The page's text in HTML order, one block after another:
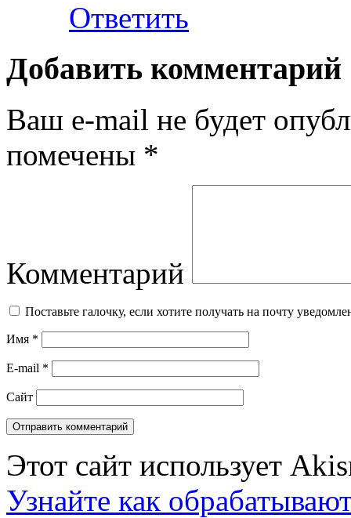
Ответить
Добавить комментарий
Ваш e-mail не будет
помечены *
Комментарий
Поставьте галочку, если хотите получать на почту
Имя *
E-mail *
Сайт
Этот сайт использует
Узнайте как